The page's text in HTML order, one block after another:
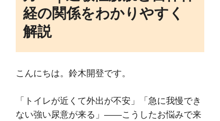
経の関係をわかりやすく
解説
こんにちは。鈴木開登です。
「トイレが近くて外出が不安」「急に我慢でき
ない強い尿意が来る」――こうしたお悩みで来